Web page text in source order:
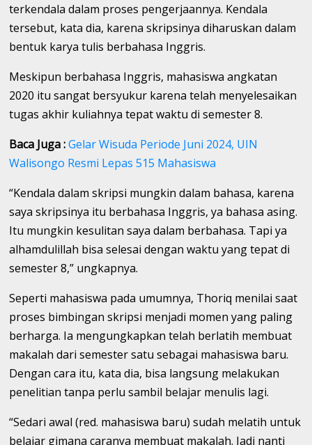
terkendala dalam proses pengerjaannya. Kendala
tersebut, kata dia, karena skripsinya diharuskan dalam
bentuk karya tulis berbahasa Inggris.
Meskipun berbahasa Inggris, mahasiswa angkatan
2020 itu sangat bersyukur karena telah menyelesaikan
tugas akhir kuliahnya tepat waktu di semester 8.
Baca Juga :Gelar Wisuda Periode Juni 2024, UIN
Walisongo Resmi Lepas 515 Mahasiswa
“Kendala dalam skripsi mungkin dalam bahasa, karena
saya skripsinya itu berbahasa Inggris, ya bahasa asing.
Itu mungkin kesulitan saya dalam berbahasa. Tapi ya
alhamdulillah bisa selesai dengan waktu yang tepat di
semester 8,” ungkapnya.
Seperti mahasiswa pada umumnya, Thoriq menilai saat
proses bimbingan skripsi menjadi momen yang paling
berharga. Ia mengungkapkan telah berlatih membuat
makalah dari semester satu sebagai mahasiswa baru.
Dengan cara itu, kata dia, bisa langsung melakukan
penelitian tanpa perlu sambil belajar menulis lagi.
“Sedari awal (red. mahasiswa baru) sudah melatih untuk
belajar gimana caranya membuat makalah. Jadi nanti